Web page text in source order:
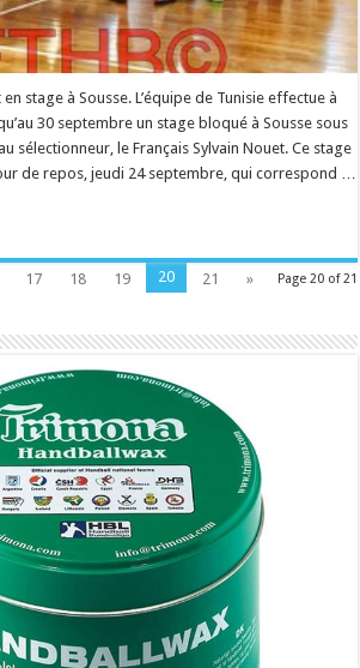
stage à Sousse. L’équipe de Tunisie effectue à
30 septembre un stage bloqué à Sousse sous
sélectionneur, le Français Sylvain Nouet. Ce stage
de repos, jeudi 24 septembre, qui correspond …
Page 20 of 21
17 18 19 20 21 »